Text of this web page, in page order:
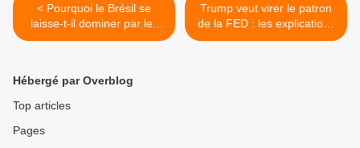
< Pourquoi le Brésil se
laisse-t-il dominer par les
États-Unis ? Un vide
Trump veut virer le patron
de la FED : les explications
de Guy de la Fortelle >
Hébergé par Overblog
Top articles
Pages